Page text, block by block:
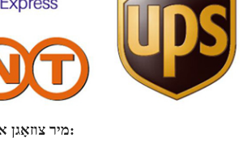
מיר צוזאָגן און אונדזערע מעלות: